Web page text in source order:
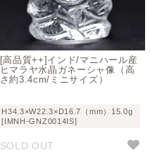
[高品質++]インド/マニハール産
ヒマラヤ水晶ガネーシャ像（高
さ約3.4cm/ミニサイズ）
H34.3×W22.3×D16.7（mm）15.0g
[IMNH-GNZ0014IS]
SOLD OUT